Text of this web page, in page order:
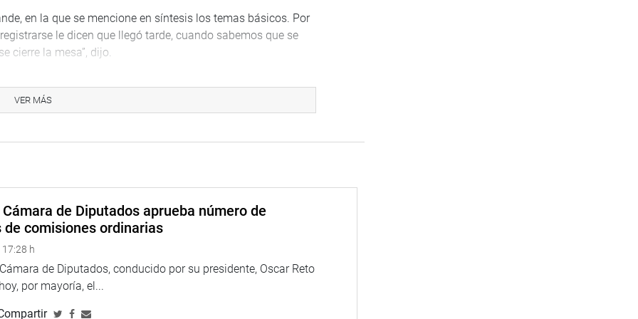
en la que se mencione en síntesis los temas básicos. Por
le dicen que llegó tarde, cuando sabemos que se
cierre la mesa”, dijo.
Dijo que fue un desacierto.
en ese horario a las personas adultas mayores, porque
porque las mesas no se iban a instalar con prontitud. Sin
trasladen a esa población a un horario más flexible”, señaló.
la segunda vuelta los adultos mayores tendrán un nuevo
que se repitan los problemas registrados en la primera
y exitosas. “Ya hemos analizado la situación, y
modificar el horario”, señaló.
VER MÁS
de Diputados aprueba número de
comisiones ordinarias
h
de Diputados, conducido por su presidente, Oscar Reto
por mayoría, el...